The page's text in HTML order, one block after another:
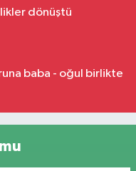
dönüştü
baba - oğul birlikte